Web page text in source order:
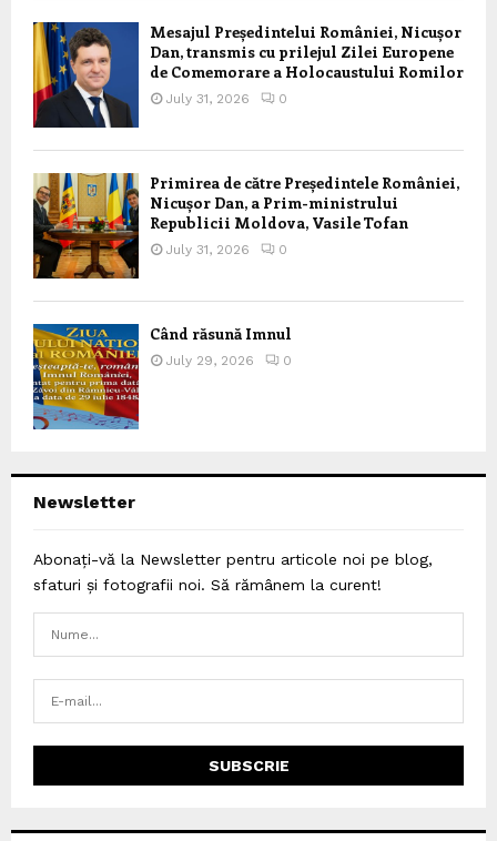
Mesajul Președintelui României, Nicușor
Dan, transmis cu prilejul Zilei Europene
de Comemorare a Holocaustului Romilor
July 31, 2026 0
Primirea de către Președintele României,
Nicușor Dan, a Prim-ministrului
Republicii Moldova, Vasile Tofan
July 31, 2026 0
Când răsună Imnul
July 29, 2026 0
Newsletter
Abonați-vă la Newsletter pentru articole noi pe blog,
sfaturi și fotografii noi. Să rămânem la curent!